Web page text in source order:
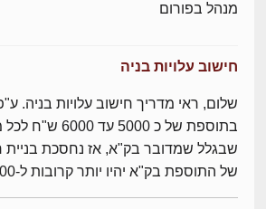
מנהל בפורום
חישוב עלויות בניה
שלום, ראי מדריך חישוב עלויות בניה.
בתוספת של כ 5000
שבגלל שמדובר בק"א, אז נחסכת בניית
של התוספת בק"א יהיו יותר קרובות ל-5,000 ש"ח למ"ר.